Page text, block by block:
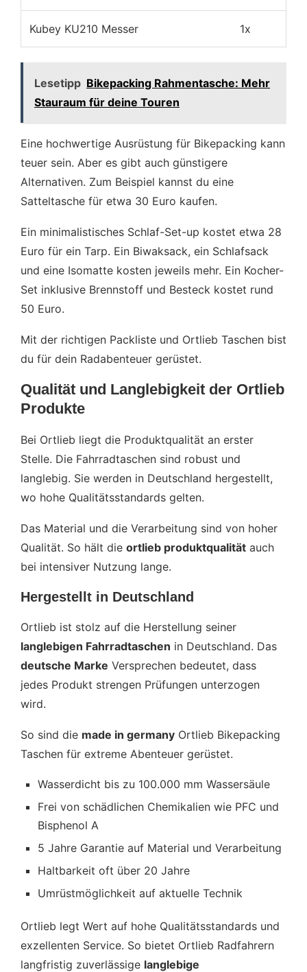
Kubey KU210 Messer 1x
Lesetipp Bikepacking Rahmentasche: Mehr
Stauraum für deine Touren
Eine hochwertige Ausrüstung für Bikepacking kann
teuer sein. Aber es gibt auch günstigere
Alternativen. Zum Beispiel kannst du eine
Satteltasche für etwa 30 Euro kaufen.
Ein minimalistisches Schlaf-Set-up kostet etwa 28
Euro für ein Tarp. Ein Biwaksack, ein Schlafsack
und eine Isomatte kosten jeweils mehr. Ein Kocher-
Set inklusive Brennstoff und Besteck kostet rund
50 Euro.
Mit der richtigen Packliste und Ortlieb Taschen bist
du für dein Radabenteuer gerüstet.
Qualität und Langlebigkeit der Ortlieb
Produkte
Bei Ortlieb liegt die Produktqualität an erster
Stelle. Die Fahrradtaschen sind robust und
langlebig. Sie werden in Deutschland hergestellt,
wo hohe Qualitätsstandards gelten.
Das Material und die Verarbeitung sind von hoher
Qualität. So hält die ortlieb produktqualität auch
bei intensiver Nutzung lange.
Hergestellt in Deutschland
Ortlieb ist stolz auf die Herstellung seiner
langlebigen Fahrradtaschen in Deutschland. Das
deutsche Marke Versprechen bedeutet, dass
jedes Produkt strengen Prüfungen unterzogen
wird.
So sind die made in germany Ortlieb Bikepacking
Taschen für extreme Abenteuer gerüstet.
Wasserdicht bis zu 100.000 mm Wassersäule
Frei von schädlichen Chemikalien wie PFC und
Bisphenol A
5 Jahre Garantie auf Material und Verarbeitung
Haltbarkeit oft über 20 Jahre
Umrüstmöglichkeit auf aktuelle Technik
Ortlieb legt Wert auf hohe Qualitätsstandards und
exzellenten Service. So bietet Ortlieb Radfahrern
langfristig zuverlässige langlebige